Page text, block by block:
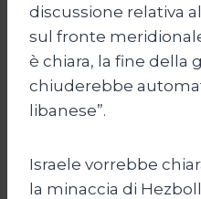
discussione relativa
sul fronte
è chiara, la fine della
chiuderebbe
libanese”.
Israele vorrebbe
la minaccia di